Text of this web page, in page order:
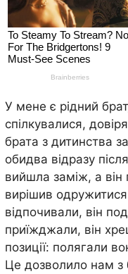
У мене є рідний
спілкувалися,
брата з дитинства
обидва відразу
вийшла заміж, а він
вирішив
відпочивали, він
приїжджали, він
позиції: полягали
Це дозволило нам з